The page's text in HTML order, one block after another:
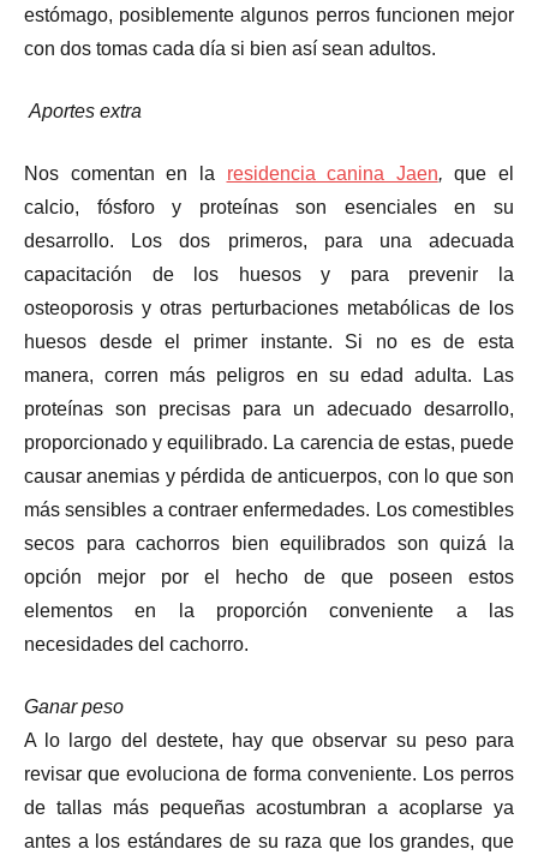
estómago, posiblemente algunos perros funcionen mejor
con dos tomas cada día si bien así sean adultos.
Aportes extra
Nos comentan en la residencia canina Jaen,que el
calcio, fósforo y proteínas son esenciales en su
desarrollo. Los dos primeros, para una adecuada
capacitación de los huesos y para prevenir la
osteoporosis y otras perturbaciones metabólicas de los
huesos desde el primer instante. Si no es de esta
manera, corren más peligros en su edad adulta. Las
proteínas son precisas para un adecuado desarrollo,
proporcionado y equilibrado. La carencia de estas, puede
causar anemias y pérdida de anticuerpos, con lo que son
más sensibles a contraer enfermedades. Los comestibles
secos para cachorros bien equilibrados son quizá la
opción mejor por el hecho de que poseen estos
elementos en la proporción conveniente a las
necesidades del cachorro.
Ganar peso
A lo largo del destete, hay que observar su peso para
revisar que evoluciona de forma conveniente. Los perros
de tallas más pequeñas acostumbran a acoplarse ya
antes a los estándares de su raza que los grandes, que